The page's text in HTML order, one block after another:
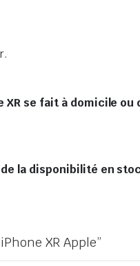
se fait à domicile
la disponibilité en
XR Apple”